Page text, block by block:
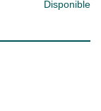
Disponible